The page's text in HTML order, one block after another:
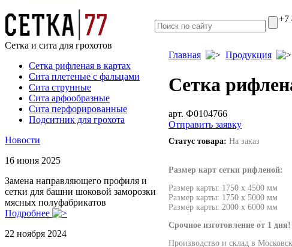
+7
Сетка и сита для грохотов
Сетка рифленая в картах
Сита плетеные с фальцами
Сита струнные
Сита арфообразные
Сита перфорированные
Подситник для грохота
Новости
16 июня 2025
Замена направляющего профиля и
сетки для башни шоковой заморозки
мясных полуфабрикатов
Подробнее
22 ноября 2024
Главная Продукция
Сетка
арт. Ф0104766
Отправить заявку
Статус товара: На заказ
Размер карт сетки рифленой:
Размер карты: 1750 х 4500 мм
Размер карты: 1750 х 5000 мм
Размер карты: 2000 х 6000 мм
Срочное изготовление от 1 дня!
Производство и склад в